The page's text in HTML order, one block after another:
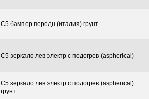
C5 бампер передн (италия) грунт
C5 зеркало лев электр с подогрев (aspherical)
C5 зеркало лев электр с подогрев (aspherical)
грунт